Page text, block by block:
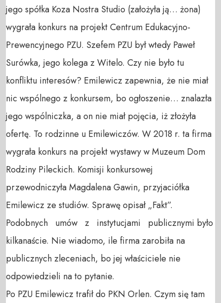
jego spółka Koza Nostra Studio (założyła ją… żona)
wygrała konkurs na projekt Centrum Edukacyjno-
Prewencyjnego PZU. Szefem PZU był wtedy Paweł
Surówka, jego kolega z Witelo. Czy nie było tu
konfliktu interesów? Emilewicz zapewnia, że nie miał
nic wspólnego z konkursem, bo ogłoszenie… znalazła
jego wspólniczka, a on nie miał pojęcia, iż złożyła
ofertę. To rodzinne u Emilewiczów. W 2018 r. ta firma
wygrała konkurs na projekt wystawy w Muzeum Dom
Rodziny Pileckich. Komisji konkursowej
przewodniczyła Magdalena Gawin, przyjaciółka
Emilewicz ze studiów. Sprawę opisał „Fakt”.
Podobnych umów z instytucjami publicznymi było
kilkanaście. Nie wiadomo, ile firma zarobiła na
publicznych zleceniach, bo jej właściciele nie
odpowiedzieli na to pytanie.
Po PZU Emilewicz trafił do PKN Orlen. Czym się tam